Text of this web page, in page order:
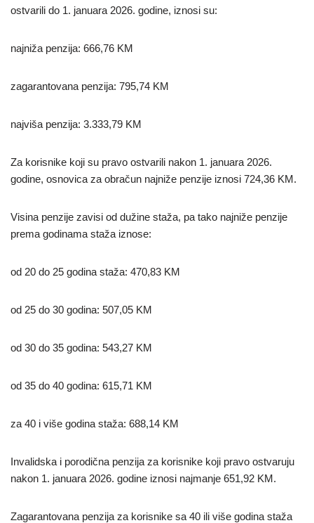
ostvarili do 1. januara 2026. godine, iznosi su:
najniža penzija: 666,76 KM
zagarantovana penzija: 795,74 KM
najviša penzija: 3.333,79 KM
Za korisnike koji su pravo ostvarili nakon 1. januara 2026.
godine, osnovica za obračun najniže penzije iznosi 724,36 KM.
Visina penzije zavisi od dužine staža, pa tako najniže penzije
prema godinama staža iznose:
od 20 do 25 godina staža: 470,83 KM
od 25 do 30 godina: 507,05 KM
od 30 do 35 godina: 543,27 KM
od 35 do 40 godina: 615,71 KM
za 40 i više godina staža: 688,14 KM
Invalidska i porodična penzija za korisnike koji pravo ostvaruju
nakon 1. januara 2026. godine iznosi najmanje 651,92 KM.
Zagarantovana penzija za korisnike sa 40 ili više godina staža